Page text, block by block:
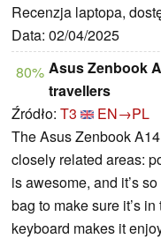
Recenzja laptopa,
Data: 02/04/2025
80% Asus Zenbook
travellers
Źródło: T3
EN→PL
The Asus Zenbook
closely related areas:
is awesome, and it’s
bag to make sure it’s
keyboard makes it